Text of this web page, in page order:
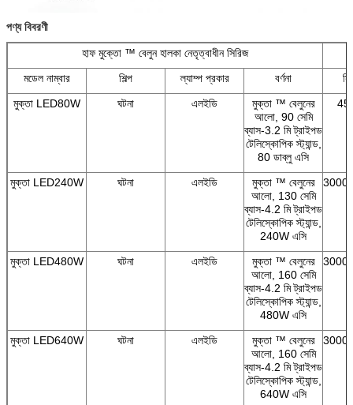
পণ্য বিবরণী
হাফ মুক্তো ™ বেলুন হালকা নেতৃত্বাধীন সিরিজ
মডেল নাম্বার
শিল্প ল্যাম্প প্রকার বর্ণনা
মুক্তা LED80W
ঘটনা এলইডি
মুক্তা ™ বেলুনের
আলো, 90 সেমি
ব্যাস-3.2 মি ট্রাইপড
টেলিস্কোপিক স্ট্যান্ড,
80 ডাব্লু এসি
মুক্তা LED240W ঘটনা এলইডি
মুক্তা ™ বেলুনের
আলো, 130 সেমি
ব্যাস-4.2 মি ট্রাইপড
টেলিস্কোপিক স্ট্যান্ড,
240W এসি
মুক্তা LED480W ঘটনা এলইডি
মুক্তা ™ বেলুনের
আলো, 160 সেমি
ব্যাস-4.2 মি ট্রাইপড
টেলিস্কোপিক স্ট্যান্ড,
480W এসি
মুক্তা LED640W ঘটনা এলইডি
মুক্তা ™ বেলুনের
আলো, 160 সেমি
ব্যাস-4.2 মি ট্রাইপড
টেলিস্কোপিক স্ট্যান্ড,
640W এসি